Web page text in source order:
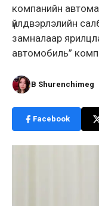
компанийн
үйлдвэрлэлийн
замналаар
автомобиль”
B Shurenchimeg
Facebook